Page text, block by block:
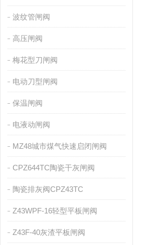
波纹管闸阀
高压闸阀
梅花型刀闸阀
电动刀型闸阀
保温闸阀
电液动闸阀
MZ48城市煤气快速启闭闸阀
CPZ644TC陶瓷干灰闸阀
陶瓷排灰阀CPZ43TC
Z43WPF-16轻型平板闸阀
Z43F-40灰渣平板闸阀